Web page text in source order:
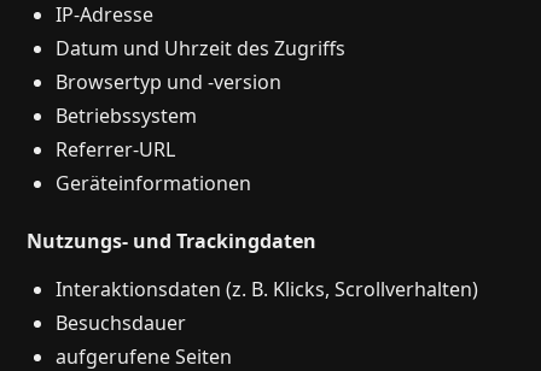
IP-Adresse
Datum und Uhrzeit des Zugriffs
Browsertyp und -version
Betriebssystem
Referrer-URL
Geräteinformationen
Nutzungs- und Trackingdaten
Interaktionsdaten (z. B. Klicks, Scrollverhalten)
Besuchsdauer
aufgerufene Seiten